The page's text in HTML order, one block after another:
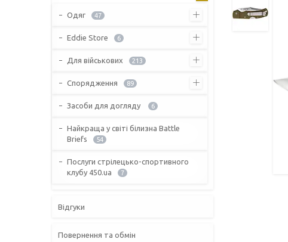
Одяг 47
Eddie Store 6
Для військових 213
Спорядження 89
Засоби для догляду 6
Найкраща у світі білизна Battle
Briefs
54
Послуги стрілецько-спортивного
клубу 450.ua
7
Відгуки
Повернення та обмін